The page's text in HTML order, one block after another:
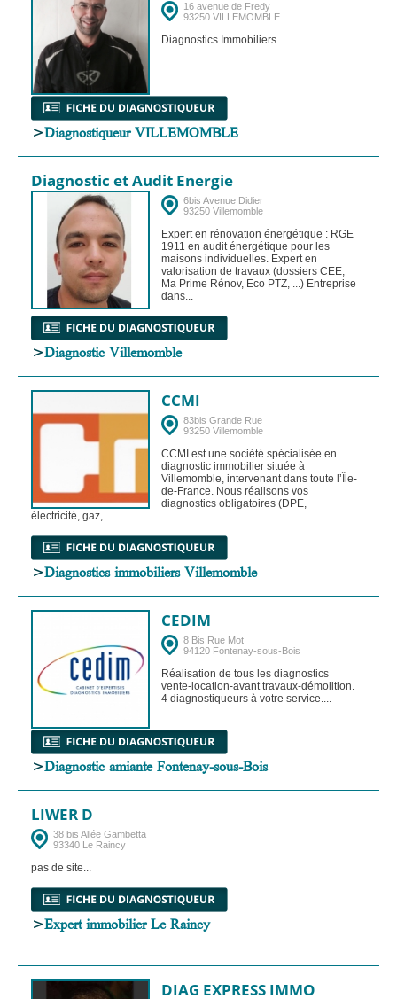
16 avenue de Fredy
93250 VILLEMOMBLE
Diagnostics Immobiliers...
>Diagnostiqueur VILLEMOMBLE
Diagnostic et Audit Energie
6bis Avenue Didier
93250 Villemomble
Expert en rénovation énergétique : RGE
1911 en audit énergétique pour les
maisons individuelles. Expert en
valorisation de travaux (dossiers CEE,
Ma Prime Rénov, Eco PTZ, ...) Entreprise
dans...
>Diagnostic Villemomble
CCMI
83bis Grande Rue
93250 Villemomble
CCMI est une société spécialisée en
diagnostic immobilier située à
Villemomble, intervenant dans toute l’Île-
de-France. Nous réalisons vos
diagnostics obligatoires (DPE,
électricité, gaz, ...
>Diagnostics immobiliers Villemomble
CEDIM
8 Bis Rue Mot
94120 Fontenay-sous-Bois
Réalisation de tous les diagnostics
vente-location-avant travaux-démolition.
4 diagnostiqueurs à votre service....
>Diagnostic amiante Fontenay-sous-Bois
LIWER D
38 bis Allée Gambetta
93340 Le Raincy
pas de site...
>Expert immobilier Le Raincy
DIAG EXPRESS IMMO